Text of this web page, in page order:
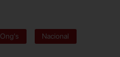
Ong's Nacional